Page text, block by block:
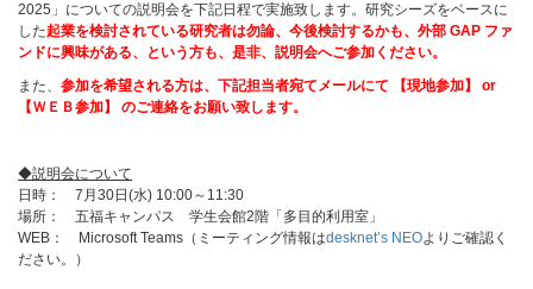
2025」についての説明会を下記日程で実施致します。研究シーズをベースに
した起業を検討されている研究者は勿論、今後検討するかも、外部 GAP ファ
ンドに興味がある、という方も、是非、説明会へご参加ください。
また、 参加を希望される方は、下記担当者宛てメールにて 【現地参加】 or
【ＷＥＢ参加】 のご連絡をお願い致します。
◆説明会について
日時： 7月30日(水) 10:00～11:30
場所： 五福キャンパス 学生会館2階「多目的利用室」
WEB： Microsoft Teams（ミーティング情報はdesknet’s NEOよりご確認く
ださい。）